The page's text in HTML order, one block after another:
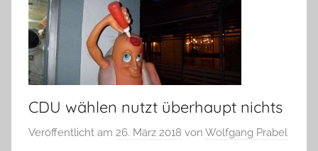
CDU wählen nutzt überhaupt nichts
Veröffentlicht am 26. März 2018 von Wolfgang Prabel